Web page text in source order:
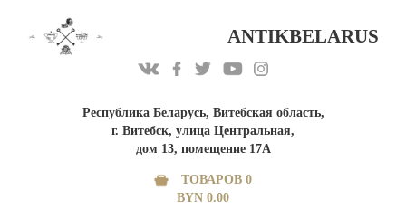
Республика Беларусь, Витебская область,
г. Витебск, улица Центральная,
дом 13, помещение 17А
ANTIKBELARUS
ТОВАРОВ 0
BYN 0.00